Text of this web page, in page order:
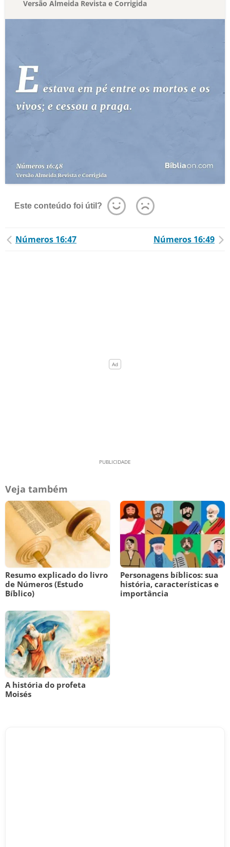
Versão Almeida Revista e Corrigida
Este conteúdo foi útil?
Números 16:47 Números 16:49
Veja também
Resumo explicado do livro
de Números (Estudo
Bíblico)
Personagens bíblicos: sua
história, características e
importância
A história do profeta
Moisés